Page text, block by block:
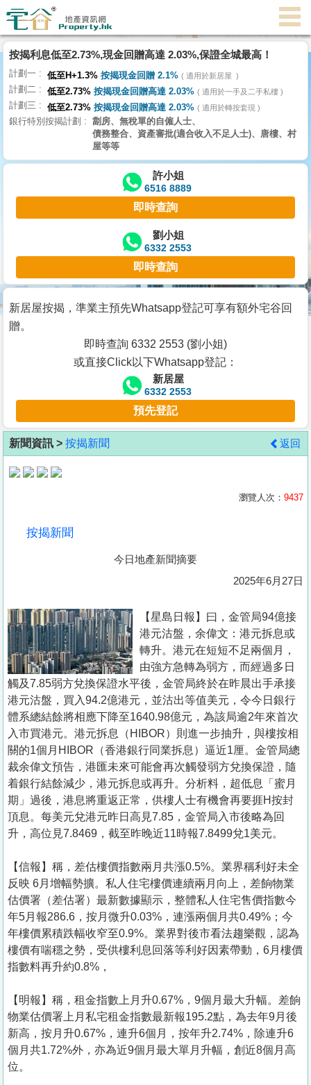
理
主
頁
搵
樓/
交
業
主
宅
谷
按
客
地
產
置
業
手
冊
關
於
我
們
按揭利息低至2.73%,現金回贈高達 2.03%,保證全城最高！
計劃一 低至H+1.3% 按揭現金回贈 2.1% 適用於新居屋
計劃二 低至2.73% 按揭現金回贈高達 2.03% 適用於一手及二手私樓
計劃三 低至2.73% 按揭現金回贈高達 2.03% 適用於轉按套現
銀行特別按揭計劃
劏房、無稅單的自僱人士、
債務整合、資產審批(適合收入不足人士)、唐樓、村
屋等等
許小姐
6516 8889
即時查詢
劉小姐
6332 2553
即時查詢
新居屋按揭，準業主預先Whatsapp登記可享有額外宅谷回
贈。
即時查詢 6332 2553 (劉小姐)
或直接Click以下Whatsapp登記：
新居屋
6332 2553
預先登記
新聞資訊 > 按揭新聞 返回
瀏覽人次： 9437
按揭新聞
今日地產新聞摘要
2025年6月27日
【星島日報】曰，金管局94億接
港元沽盤，余偉文：港元拆息或
轉升。港元在短短不足兩個月，
由強方急轉為弱方，而經過多日
觸及7.85弱方兌換保證水平後，金管局終於在昨晨出手承接
港元沽盤，買入94.2億港元，並沽出等值美元，令今日銀行
體系總結餘將相應下降至1640.98億元，為該局逾2年來首次
入市買港元。港元拆息（HIBOR）則進一步抽升，與樓按相
關的1個月HIBOR（香港銀行同業拆息）逼近1厘。金管局總
裁余偉文預告，港匯未來可能會再次觸發弱方兌換保證，隨
着銀行結餘減少，港元拆息或再升。分析料，超低息「蜜月
期」過後，港息將重返正常，供樓人士有機會再要捱H按封
頂息。每美元兌港元昨日高見7.85，金管局入市後略為回
升，高位見7.8469，截至昨晚近11時報7.8499兌1美元。
【信報】稱，差估樓價指數兩月共漲0.5%。業界稱利好未全
反映 6月增幅勢擴。私人住宅樓價連續兩月向上，差餉物業
估價署（差估署）最新數據顯示，整體私人住宅售價指數今
年5月報286.6，按月微升0.03%，連漲兩個月共0.49%；今
年樓價累積跌幅收窄至0.9%。業界對後市看法趨樂觀，認為
樓價有喘穩之勢，受供樓利息回落等利好因素帶動，6月樓價
指數料再升約0.8%，
【明報】稱，租金指數上月升0.67%，9個月最大升幅。差餉
物業估價署上月私宅租金指數最新報195.2點，為去年9月後
新高，按月升0.67%，連升6個月，按年升2.74%，除連升6
個月共1.72%外，亦為近9個月最大單月升幅，創近8個月高
位。